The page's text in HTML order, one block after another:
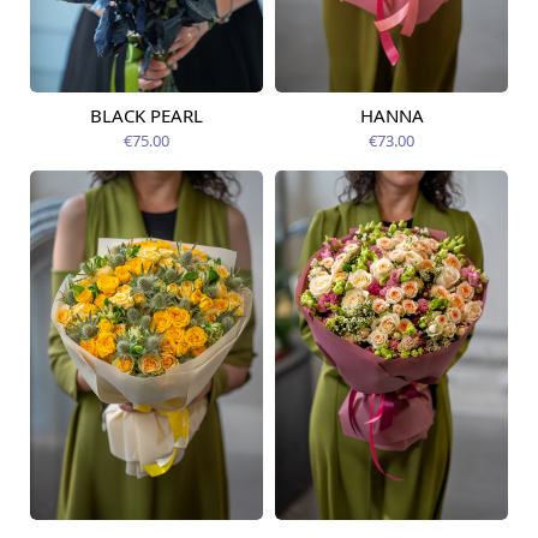
Pieejams šodien
BLACK PEARL
€75.00
Pieejama no
HANNA
€73.00